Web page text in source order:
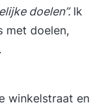
doelen”. Ik
met doelen,
winkelstraat en